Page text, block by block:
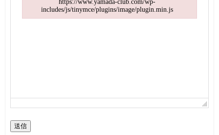
送信
https://www.yamada-club.com/wp-
includes/js/tinymce/plugins/image/plugin.min.js
Failed to load plugin: image from url https://www.yamada-